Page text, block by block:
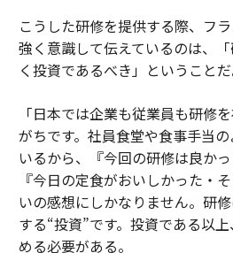
こうした研修を提供する際、フ
強く意識して伝えているのは、
く投資であるべき」ということだ
「日本では企業も従業員も研修
がちです。社員食堂や食事手当
いるから、『今回の研修は良かっ
『今日の定食がおいしかった・
いの感想にしかなりません。研
する“投資”です。投資である以
める必要がある。